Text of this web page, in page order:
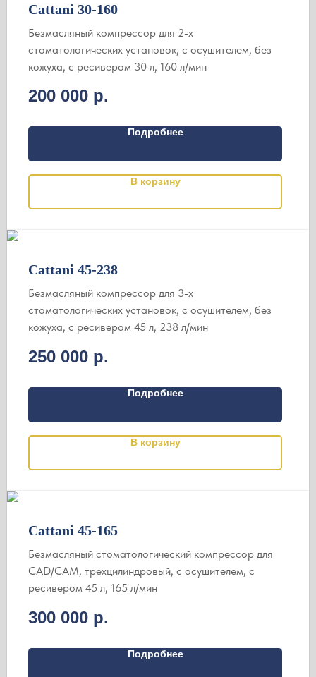
Cattani 30-160
Безмасляный компрессор для 2-х
стоматологических установок, c осушителем, без
кожуха, с ресивером 30 л, 160 л/мин
200 000 р.
Подробнее
В корзину
Cattani 45-238
Безмасляный компрессор для 3-х
стоматологических установок, c осушителем, без
кожуха, с ресивером 45 л, 238 л/мин
250 000 р.
Подробнее
В корзину
Cattani 45-165
Безмасляный стоматологический компрессор для
CAD/CAM, трехцилиндровый, c осушителем, с
ресивером 45 л, 165 л/мин
300 000 р.
Подробнее